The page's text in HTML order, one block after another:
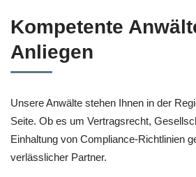
Kompetente
Anliegen
Unsere Anwälte stehen Ihnen in der
Seite. Ob es um Vertragsrecht,
Einhaltung von Compliance-Richtlinien
verlässlicher Partner.